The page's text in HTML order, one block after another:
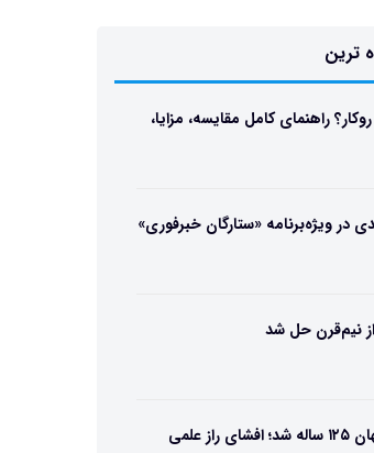
ترین
راهنمای کامل مقایسه، مزایا،
مدل
در ویژه‌برنامه «ستارگان خبرفوری»
نیم‌قرن حل شد
قدیمی‌ترین لامپ جهان ۱۲۵ ساله شد؛ افشای راز علمی